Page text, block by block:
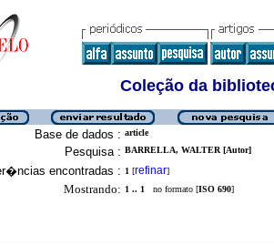
Coleção da
Base de dados : article
Pesquisa : BARRELLA, WALTER [Autor]
encontradas : 1 [refinar]
Mostrando: 1 .. 1 no formato [ISO 690]